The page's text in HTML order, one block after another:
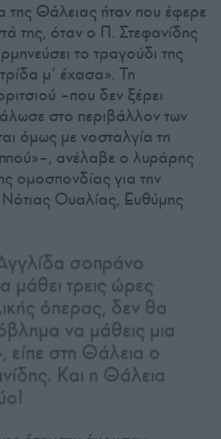
της Θάλειας ήταν που έφερε
της, όταν ο Π. Στεφανίδης
το τραγούδι της
μ’ έχασα». Τη
–που δεν ξέρει
στο περιβάλλον των
όμως με νοσταλγία τη
ανέλαβε ο λυράρης
ομοσπονδίας για την
Νότιας Ουαλίας, Ευθύμης
σοπράνο
μάθει τρεις ώρες
όπερας, δεν θα
να μάθεις μια
είπε στη Θάλεια ο
Και η Θάλεια